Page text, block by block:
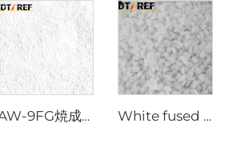
AW-9FG焼成α-Al₂O₃粉末 White fused alumina